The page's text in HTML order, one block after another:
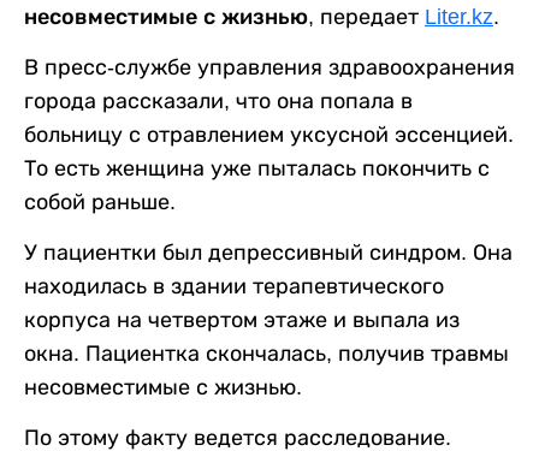
несовместимые с жизнью, передает Liter.kz.
В пресс-службе управления здравоохранения
города рассказали, что она попала в
больницу с отравлением уксусной эссенцией.
То есть женщина уже пыталась покончить с
собой раньше.
У пациентки был депрессивный синдром. Она
находилась в здании терапевтического
корпуса на четвертом этаже и выпала из
окна. Пациентка скончалась, получив травмы
несовместимые с жизнью.
По этому факту ведется расследование.